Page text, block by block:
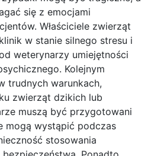
się z emocjami
Właściciele zwierząt
w stanie silnego stresu i
weterynarzy umiejętności
Kolejnym
trudnych warunkach,
zwierząt dzikich lub
muszą być przygotowani
mogą wystąpić podczas
stosowania